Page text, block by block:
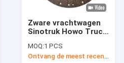
Zware vrachtwagen
Sinotruk Howo Truck
Plate WG9921161100
WG9114160020
MOQ:1 PCS